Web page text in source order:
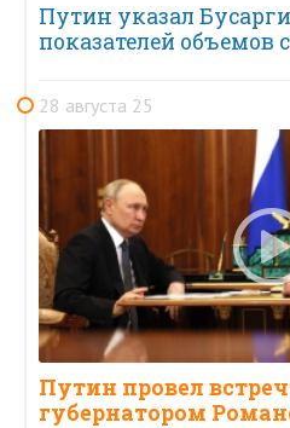
Путин указал
показателей объемов
28 августа 25
Путин провел
губернатором